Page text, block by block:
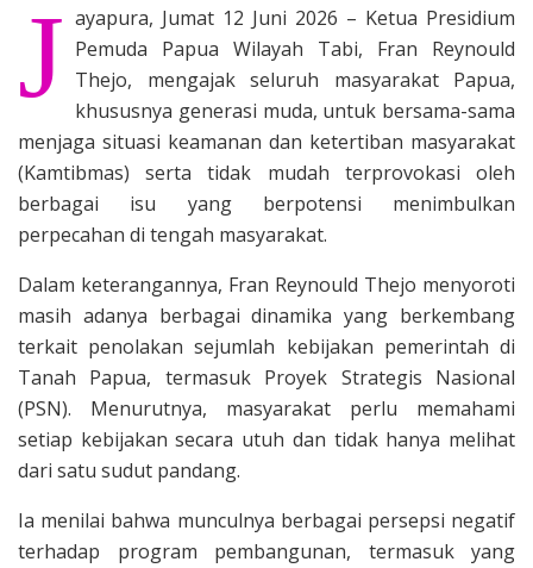
J ayapura, Jumat 12 Juni 2026 – Ketua Presidium
Pemuda Papua Wilayah Tabi, Fran Reynould
Thejo, mengajak seluruh masyarakat Papua,
khususnya generasi muda, untuk bersama-sama
menjaga situasi keamanan dan ketertiban masyarakat
(Kamtibmas) serta tidak mudah terprovokasi oleh
berbagai isu yang berpotensi menimbulkan
perpecahan di tengah masyarakat.
Dalam keterangannya, Fran Reynould Thejo menyoroti
masih adanya berbagai dinamika yang berkembang
terkait penolakan sejumlah kebijakan pemerintah di
Tanah Papua, termasuk Proyek Strategis Nasional
(PSN). Menurutnya, masyarakat perlu memahami
setiap kebijakan secara utuh dan tidak hanya melihat
dari satu sudut pandang.
Ia menilai bahwa munculnya berbagai persepsi negatif
terhadap program pembangunan, termasuk yang